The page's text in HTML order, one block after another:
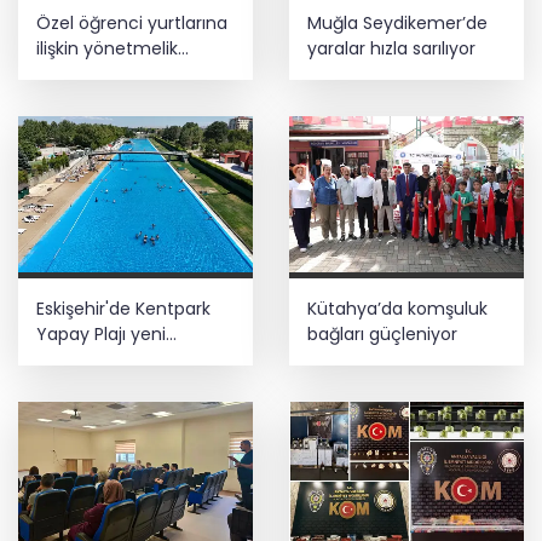
Özel öğrenci yurtlarına
ilişkin yönetmelik
Muğla Seydikemer’de
yaralar hızla sarılıyor
Eskişehir'de Kentpark
Yapay Plajı yeni
Kütahya’da komşuluk
bağları güçleniyor